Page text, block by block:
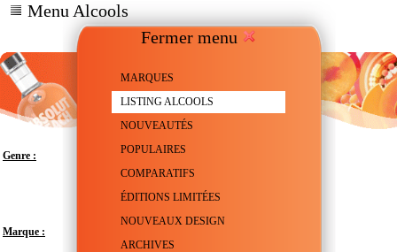
Fermer menu
MARQUES
LISTING ALCOOLS
NOUVEAUTÉS
POPULAIRES
COMPARATIFS
ÉDITIONS LIMITÉES
NOUVEAUX DESIGN
ARCHIVES
Menu Alcools
Genre : Vodka
Marque :